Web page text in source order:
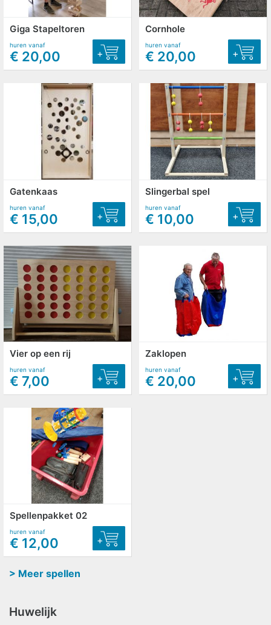
Giga Stapeltoren
huren vanaf
€ 20,00 +
Cornhole
huren vanaf
€ 20,00 +
Gatenkaas
huren vanaf
€ 15,00 +
Slingerbal spel
huren vanaf
€ 10,00 +
Vier op een rij
huren vanaf
€ 7,00 +
Zaklopen
huren vanaf
€ 20,00 +
Spellenpakket 02
huren vanaf
€ 12,00 +
> Meer spellen
Huwelijk